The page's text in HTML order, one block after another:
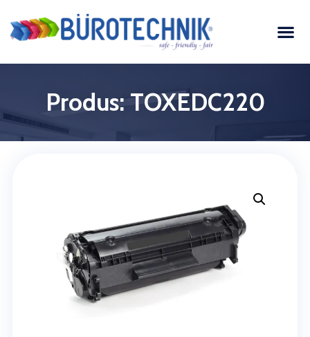
Produs: TOXEDC220